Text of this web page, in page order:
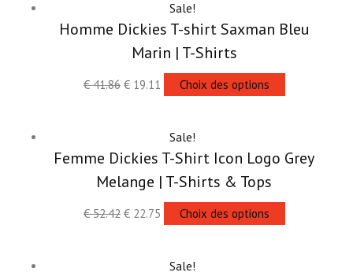
Sale!
Homme Dickies T-shirt Saxman Bleu
Marin | T-Shirts
€41.86 €19.11 Choix des options
Sale!
Femme Dickies T-Shirt Icon Logo Grey
Melange | T-Shirts & Tops
€52.42 €22.75 Choix des options
Sale!